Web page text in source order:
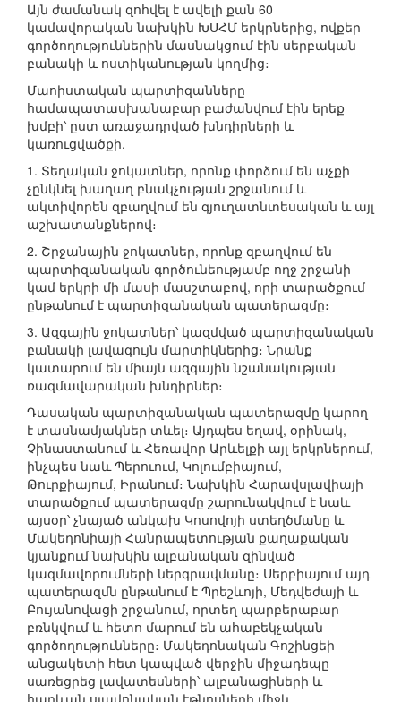
Այն ժամանակ զոհվել է ավելի քան 60
կամավորական նախկին ԽՍՀՄ երկրներից, ովքեր
գործողություններին մասնակցում էին սերբական
բանակի և ոստիկանության կողմից։
Մաոիստական պարտիզանները
համապատասխանաբար բաժանվում էին երեք
խմբի՝ ըստ առաջադրված խնդիրների և
կառուցվածքի.
1. Տեղական ջոկատներ, որոնք փորձում են աչքի
չընկնել խաղաղ բնակչության շրջանում և
ակտիվորեն զբաղվում են գյուղատնտեսական և այլ
աշխատանքներով։
2. Շրջանային ջոկատներ, որոնք զբաղվում են
պարտիզանական գործունեությամբ ողջ շրջանի
կամ երկրի մի մասի մասշտաբով, որի տարածքում
ընթանում է պարտիզանական պատերազմը։
3. Ազգային ջոկատներ՝ կազմված պարտիզանական
բանակի լավագույն մարտիկներից։ Նրանք
կատարում են միայն ազգային նշանակության
ռազմավարական խնդիրներ։
Դասական պարտիզանական պատերազմը կարող
է տասնամյակներ տևել։ Այդպես եղավ, օրինակ,
Չինաստանում և Հեռավոր Արևելքի այլ երկրներում,
ինչպես նաև Պերուում, Կոլումբիայում,
Թուրքիայում, Իրանում։ Նախկին Հարավսլավիայի
տարածքում պատերազմը շարունակվում է նաև
այսօր՝ չնայած անկախ Կոսովոյի ստեղծմանը և
Մակեդոնիայի Հանրապետության քաղաքական
կյանքում նախկին ալբանական զինված
կազմավորումների ներգրավմանը։ Սերբիայում այդ
պատերազմն ընթանում է Պրեշևոյի, Մեդվեժայի և
Բույանովացի շրջանում, որտեղ պարբերաբար
բռնկվում և հետո մարում են ահաբեկչական
գործողությունները։ Մակեդոնական Գոշինցեի
անցակետի հետ կապված վերջին միջադեպը
սառեցրեց լավատեսների՝ ալբանացիների և